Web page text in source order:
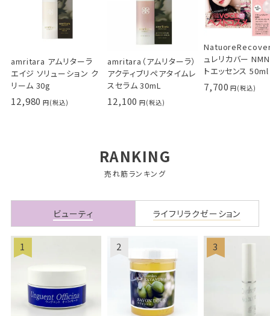
amritara アムリターラ
エイジ ソリューション ク
リーム 30g
12,980
amritara（アムリターラ）
アクティブリペアタイムレ
スセラム 30mL
12,100
ュレリカバー
トエッセンス
7,700
RANKING
売れ筋ランキング
ビューティ ライフリラクゼーション